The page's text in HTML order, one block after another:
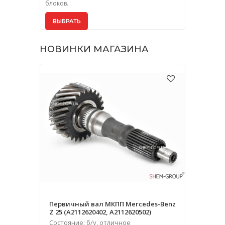
блоков.
ВЫБРАТЬ
НОВИНКИ МАГАЗИНА
Первичный вал МКПП Mercedes-Benz
Z 25 (A2112620402, A2112620502)
Состояние: б/у, отличное